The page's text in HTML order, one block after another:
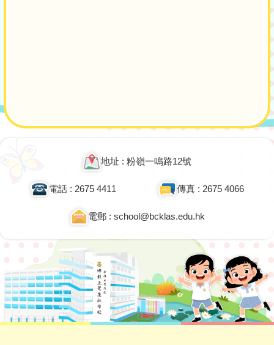
地址 : 粉嶺一鳴路12號
電話 : 2675 4411 傳真 : 2675 4066
電郵 : school@bcklas.edu.hk